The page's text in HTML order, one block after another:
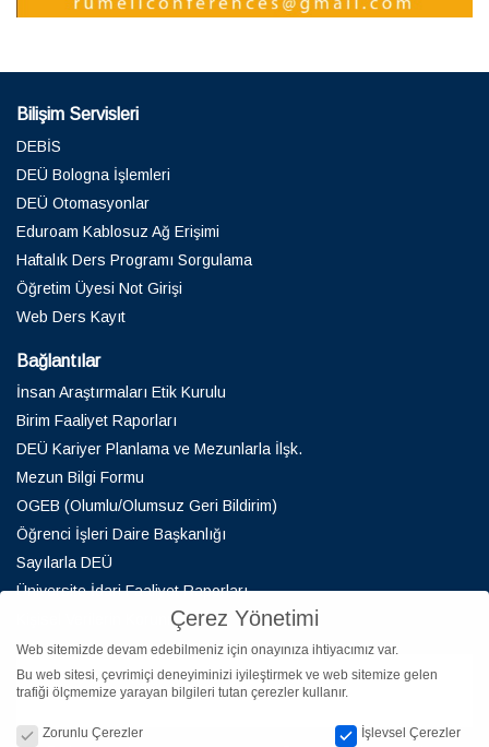
Bilişim Servisleri
DEBİS
DEÜ Bologna İşlemleri
DEÜ Otomasyonlar
Eduroam Kablosuz Ağ Erişimi
Haftalık Ders Programı Sorgulama
Öğretim Üyesi Not Girişi
Web Ders Kayıt
Bağlantılar
İnsan Araştırmaları Etik Kurulu
Birim Faaliyet Raporları
DEÜ Kariyer Planlama ve Mezunlarla İlşk.
Mezun Bilgi Formu
OGEB (Olumlu/Olumsuz Geri Bildirim)
Öğrenci İşleri Daire Başkanlığı
Sayılarla DEÜ
Üniversite İdari Faaliyet Raporları
Kişisel Verilerin KorunmasıÇerez Yönetimi
Web sitemizde devam edebilmeniz için onayınıza ihtiyacımız var.
Bu web sitesi, çevrimiçi deneyiminizi iyileştirmek ve web sitemize gelen
trafiği ölçmemize yarayan bilgileri tutan çerezler kullanır.
Zorunlu Çerezler
İşlevsel Çerezler